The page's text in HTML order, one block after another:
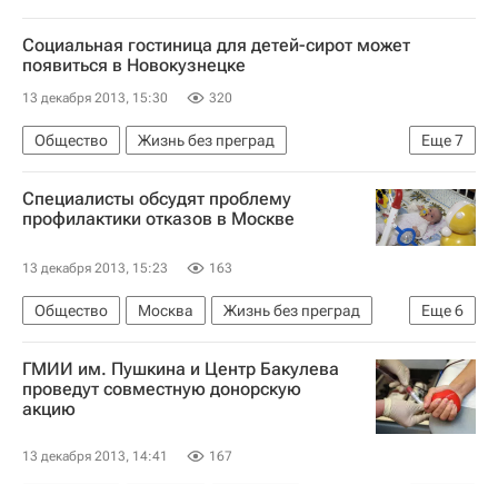
Социальная гостиница для детей-сирот может
появиться в Новокузнецке
13 декабря 2013, 15:30 320
Еще7
Общество
Жизнь без преград
Новокузнецк
Весь мир
Европа
Сибирский ФО
Кемеровская область
Специалисты обсудят проблему
профилактики отказов в Москве
13 декабря 2013, 15:23 163
Еще6
Общество Москва
Жизнь без преград
Центральный ФО
Весь мир
Европа
Общественная палата РФ
Министерство экономического развития РФ (Минэкономразвития России)
Россия
ГМИИ им. Пушкина и Центр Бакулева
проведут совместную донорскую
акцию
13 декабря 2013, 14:41 167